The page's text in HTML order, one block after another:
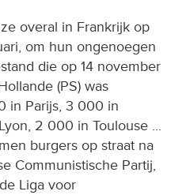
overal in Frankrijk op
om hun ongenoegen
die op 14 november
(PS) was
in Parijs, 3 000 in
2 000 in Toulouse ...
burgers op straat na
Communistische Partij,
Liga voor